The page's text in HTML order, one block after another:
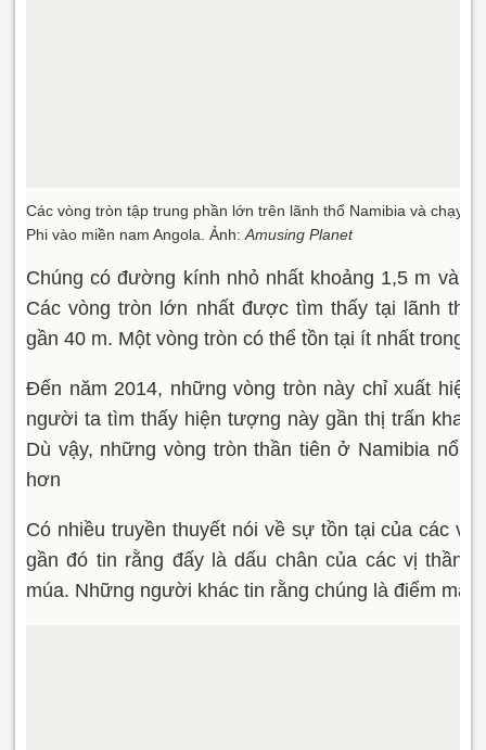
Các vòng tròn tập trung phần lớn trên lãnh thổ Namibia và chạy
Phi vào miền nam Angola. Ảnh:Amusing Planet
Chúng có đường kính nhỏ nhất khoảng 1,5 m và
Các vòng tròn lớn nhất được tìm thấy tại lãnh
gần 40 m. Một vòng tròn có thể tồn tại ít nhất trong
Đến năm 2014, những vòng tròn này chỉ xuất hiện
người ta tìm thấy hiện tượng này gần thị trấn khai
Dù vậy, những vòng tròn thần tiên ở Namibia nổi
hơn
Có nhiều truyền thuyết nói về sự tồn tại của các
gần đó tin rằng đấy là dấu chân của các vị thần
múa. Những người khác tin rằng chúng là điểm mà